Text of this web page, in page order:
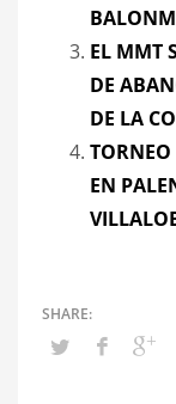
EL MMT
DE
DE LA
TORNEO
EN